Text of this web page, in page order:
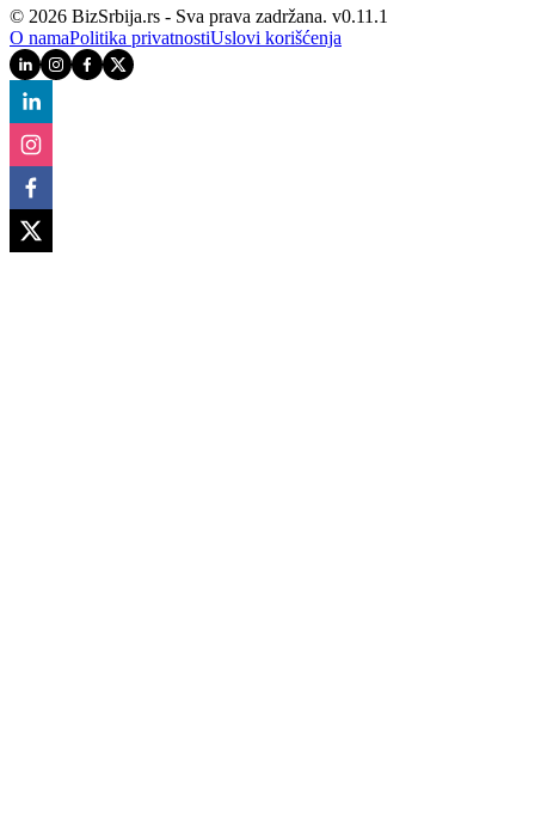
© 2026 BizSrbija.rs - Sva prava zadržana. v0.11.1
O namaPolitika privatnostiUslovi korišćenja